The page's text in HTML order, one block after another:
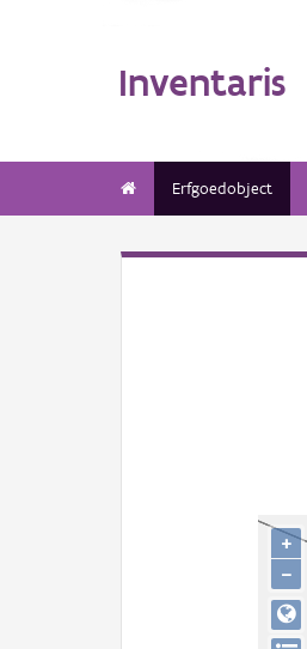
Inventaris
Erfgoedobject
+
−